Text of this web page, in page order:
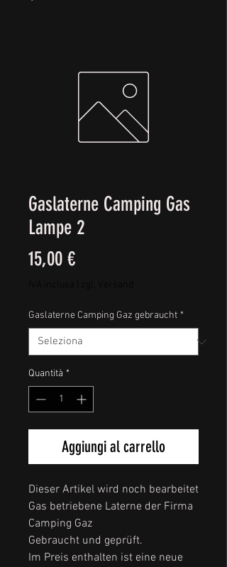
Gaslaterne Camping Gas
Lampe 2
15,00 €Prezzo
Gaslaterne Camping Gaz gebraucht *
Quantità *
Aggiungi al carrello
Dieser Artikel wird noch bearbeitet
Gas betriebene Laterne der Firma
Camping Gaz
Gebraucht und geprüft.
Im Preis enthalten ist eine neue